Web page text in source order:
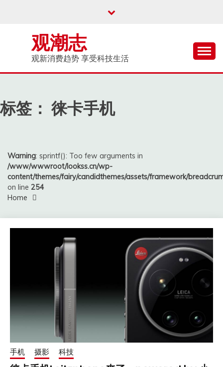
观潮志
观新消费趋势 享受科技生活
标签： 徕卡手机
Warning: sprintf(): Too few arguments in
/www/wwwroot/lookss.cn/wp-
content/themes/fairy/candidthemes/assets/framework/
on line 254
Home
手机 摄影 科技